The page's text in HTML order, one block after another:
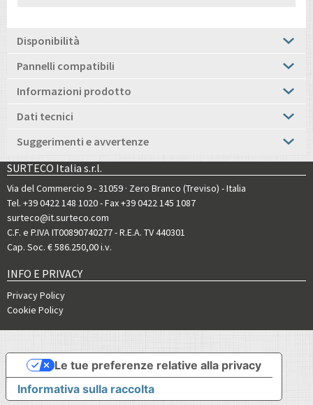
Disponibilità
Pannelli compatibili
Informazioni prodotto
Dati tecnici
Suggerimenti e avvertenze
SURTECO Italia s.r.l.
Via del Commercio 9 - 31059 · Zero Branco (Treviso) - Italia
Tel. +39 0422 148 1020- Fax +39 0422 145 1087
surteco@it.surteco.com
C.F. e P.IVA IT00890740277 - R.E.A. TV 440301
Cap. Soc. € 586.250,00 i.v.
INFO E PRIVACY
Privacy Policy
Cookie Policy
Informativa sulla raccolta
Le tue preferenze relative alla privacy